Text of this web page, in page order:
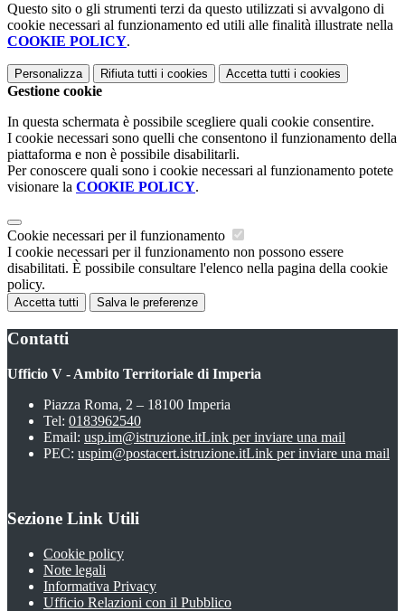
Questo sito o gli strumenti terzi da questo utilizzati si avvalgono di
cookie necessari al funzionamento ed utili alle finalità illustrate nella
COOKIE POLICY.
Personalizza Rifiuta tutti i cookies Accetta tutti i cookies
Gestione cookie
In questa schermata è possibile scegliere quali cookie consentire.
I cookie necessari sono quelli che consentono il funzionamento della
piattaforma e non è possibile disabilitarli.
Per conoscere quali sono i cookie necessari al funzionamento potete
visionare la COOKIE POLICY.
Cookie necessari per il funzionamento
I cookie necessari per il funzionamento non possono essere
disabilitati. È possibile consultare l'elenco nella pagina della cookie
policy.
Accetta tutti Salva le preferenze
Contatti
Ufficio V - Ambito Territoriale di Imperia
Piazza Roma, 2 – 18100 Imperia
Tel: 0183962540
Email: usp.im@istruzione.itLink per inviare una mail
PEC: uspim@postacert.istruzione.itLink per inviare una mail
Sezione Link Utili
Cookie policy
Note legali
Informativa Privacy
Ufficio Relazioni con il Pubblico